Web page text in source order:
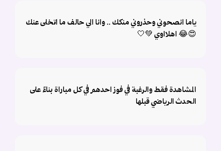
ياما انصحوني وحذروني منكك .. وانا الي حالف ما اتخلى عنك
😍😂 اهلااوي 💚🤍
المشاهدة فقط والرغبة في فوز احدهم في كل مباراة بناءً على
الحدث الرياضي قبلها